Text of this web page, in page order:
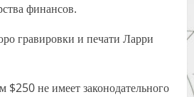
финансов.
гравировки и печати Ларри
$250 не имеет законодательного